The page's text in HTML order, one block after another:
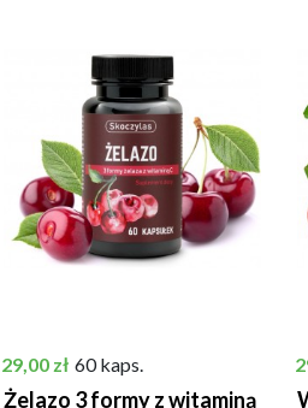
Cena
29,00 zł 60 kaps.
Żelazo 3 formy z witaminą